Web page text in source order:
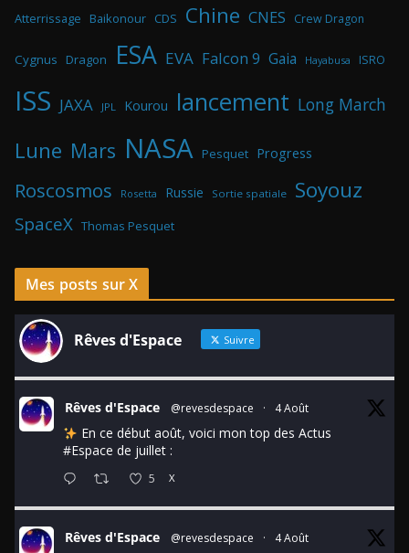
Atterrissage Baikonour CDS Chine CNES Crew Dragon
Cygnus Dragon ESA EVA Falcon 9 Gaia Hayabusa ISRO
ISS JAXA JPL Kourou lancement Long March
Lune Mars NASA Pesquet Progress
Roscosmos Rosetta Russie Sortie spatiale Soyouz
SpaceX Thomas Pesquet
Mes posts sur X
Rêves d'Espace Suivre
Rêves d'Espace @revesdespace · 4 Août
En ce début août, voici mon top des Actus
#Espace de juillet :
5 X
Rêves d'Espace @revesdespace · 4 Août